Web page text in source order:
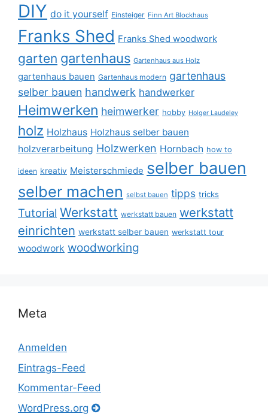
DIY do it yourself Einsteiger Finn Art Blockhaus
Franks Shed Franks Shed woodwork
garten gartenhaus Gartenhaus aus Holz
gartenhaus bauen Gartenhaus modern gartenhaus
selber bauen handwerk handwerker
Heimwerken heimwerker hobby Holger Laudeley
holz Holzhaus Holzhaus selber bauen
holzverarbeitung Holzwerken Hornbach how to
ideen kreativ Meisterschmiede selber bauen
selber machen selbst bauen tipps tricks
Tutorial Werkstatt werkstatt bauen werkstatt
einrichten werkstatt selber bauen werkstatt tour
woodwork woodworking
Meta
Anmelden
Eintrags-Feed
Kommentar-Feed
WordPress.org